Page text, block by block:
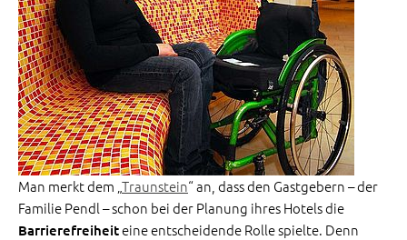
Man merkt dem „ Traunstein“ an, dass den Gastgebern – der
Familie Pendl – schon bei der Planung ihres Hotels die
Barrierefreiheiteine entscheidende Rolle spielte. Denn